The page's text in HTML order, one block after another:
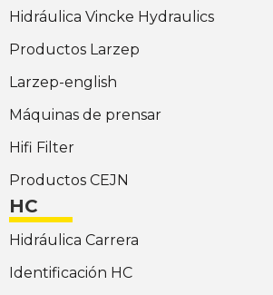
Hidráulica Vincke Hydraulics
Productos Larzep
Larzep-english
Máquinas de prensar
Hifi Filter
Productos CEJN
HC
Hidráulica Carrera
Identificación HC